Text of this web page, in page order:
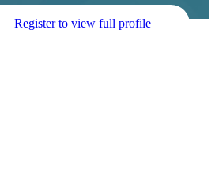
Register to view full profile